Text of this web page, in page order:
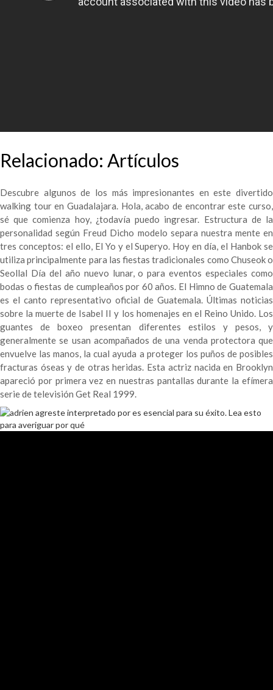
Relacionado: Artículos
Descubre algunos de los más impresionantes en este divertido
walking tour en Guadalajara. Hola, acabo de encontrar este curso,
sé que comienza hoy, ¿todavía puedo ingresar. Estructura de la
personalidad según Freud Dicho modelo separa nuestra mente en
tres conceptos: el ello, El Yo y el Superyo. Hoy en día, el Hanbok se
utiliza principalmente para las fiestas tradicionales como Chuseok o
Seollal Día del año nuevo lunar, o para eventos especiales como
bodas o fiestas de cumpleaños por 60 años. El Himno de Guatemala
es el canto representativo oficial de Guatemala. Últimas noticias
sobre la muerte de Isabel II y los homenajes en el Reino Unido. Los
guantes de boxeo presentan diferentes estilos y pesos, y
generalmente se usan acompañados de una venda protectora que
envuelve las manos, la cual ayuda a proteger los puños de posibles
fracturas óseas y de otras heridas. Esta actriz nacida en Brooklyn
apareció por primera vez en nuestras pantallas durante la efímera
serie de televisión Get Real 1999.